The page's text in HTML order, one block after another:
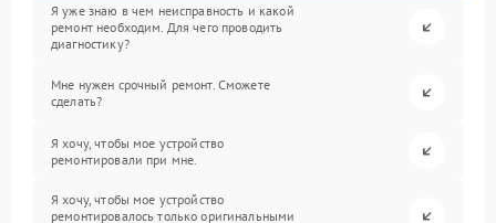
Я уже знаю в чем неисправность и какой
ремонт необходим. Для чего проводить
диагностику?
Мне нужен срочный ремонт. Сможете
сделать?
Я хочу, чтобы мое устройство
ремонтировали при мне.
Я хочу, чтобы мое устройство
ремонтировалось только оригинальными